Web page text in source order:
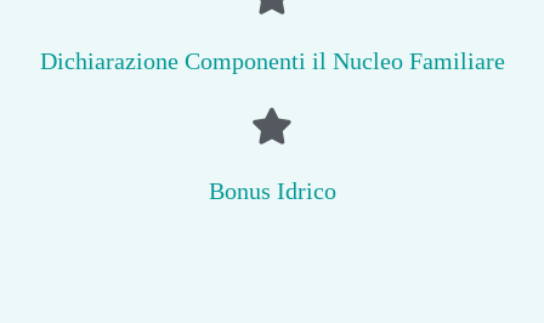
Dichiarazione Componenti il Nucleo Familiare
Bonus Idrico